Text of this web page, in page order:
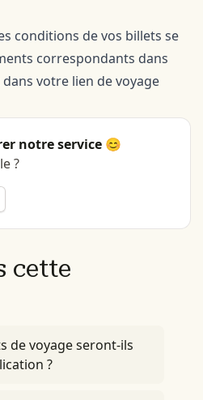
conditions de vos billets se
correspondants dans
votre lien de voyage
notre service 😊
?
cette
de voyage seront-ils
?